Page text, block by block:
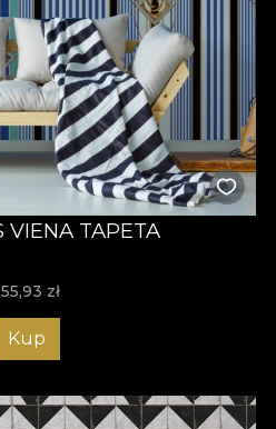
VIENA TAPETA
zł
Kup